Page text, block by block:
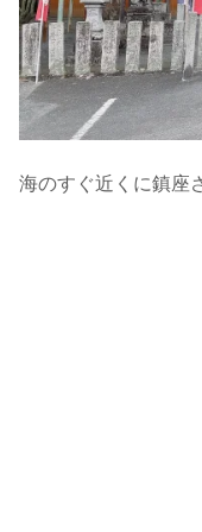
海のすぐ近くに鎮座